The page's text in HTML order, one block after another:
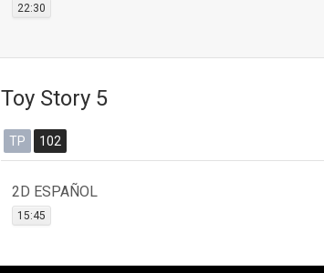
22:30
Toy Story 5
TP 102
2D ESPAÑOL
15:45